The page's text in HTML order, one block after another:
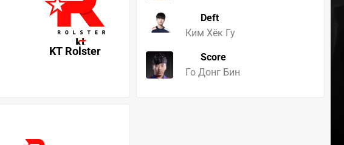
Deft
Ким Хёк Гу
Score
Го Донг Бин
KT Rolster